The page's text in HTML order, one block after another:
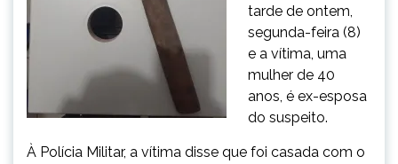
tarde de ontem,
segunda-feira (8)
e a vítima, uma
mulher de 40
anos, é ex-esposa
do suspeito.
À Polícia Militar, a vítima disse que foi casada com o